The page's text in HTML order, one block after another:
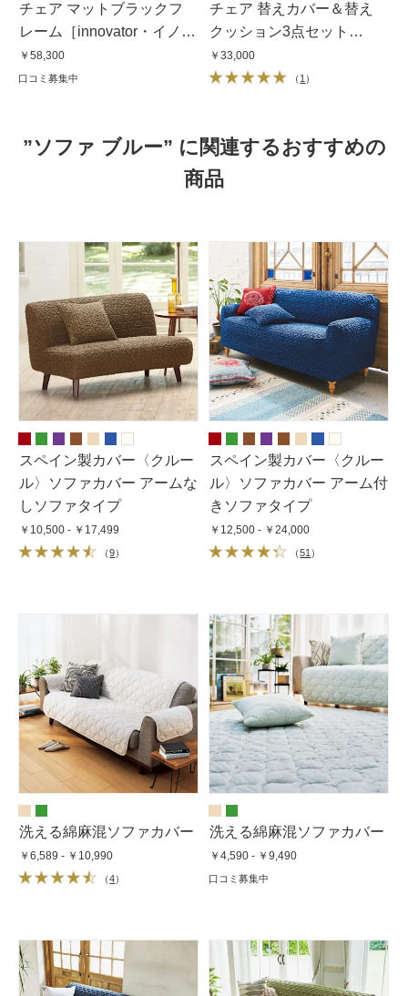
チェア マットブラックフ
レーム［innovator・イノ
ベーター］
￥58,300
口コミ募集中
チェア 替えカバー＆替え
クッション3点セット
［innovator・イノベー
ター］
￥33,000
（ 1 ）
”ソファ ブルー” に関連するおすすめの
商品
スペイン製カバー〈クルー
ル〉ソファカバー アームな
しソファタイプ
￥10,500 - ￥17,499
（9）
スペイン製カバー〈クルー
ル〉ソファカバー アーム付
きソファタイプ
￥12,500 - ￥24,000
（51 ）
洗える綿麻混ソファカバー
￥6,589 - ￥10,990
（4）
洗える綿麻混ソファカバー
￥4,590 - ￥9,490
口コミ募集中